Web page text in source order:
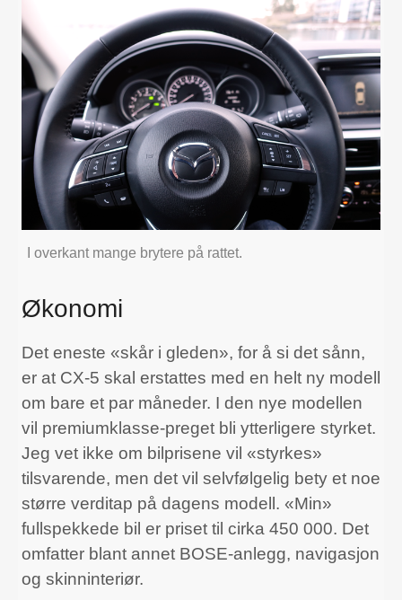
I overkant mange brytere på rattet.
Økonomi
Det eneste «skår i gleden», for å si det sånn,
er at CX-5 skal erstattes med en helt ny modell
om bare et par måneder. I den nye modellen
vil premiumklasse-preget bli ytterligere styrket.
Jeg vet ikke om bilprisene vil «styrkes»
tilsvarende, men det vil selvfølgelig bety et noe
større verditap på dagens modell. «Min»
fullspekkede bil er priset til cirka 450 000. Det
omfatter blant annet BOSE-anlegg, navigasjon
og skinninteriør.